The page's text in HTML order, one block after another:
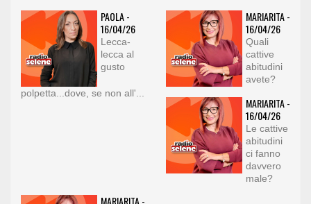
PAOLA -
16/04/26
Lecca-
lecca al
gusto
polpetta...dove, se non all'...
MARIARITA -
16/04/26
Quali
cattive
abitudini
avete?
MARIARITA -
16/04/26
Le cattive
abitudini
ci fanno
davvero
male?
MARIARITA -